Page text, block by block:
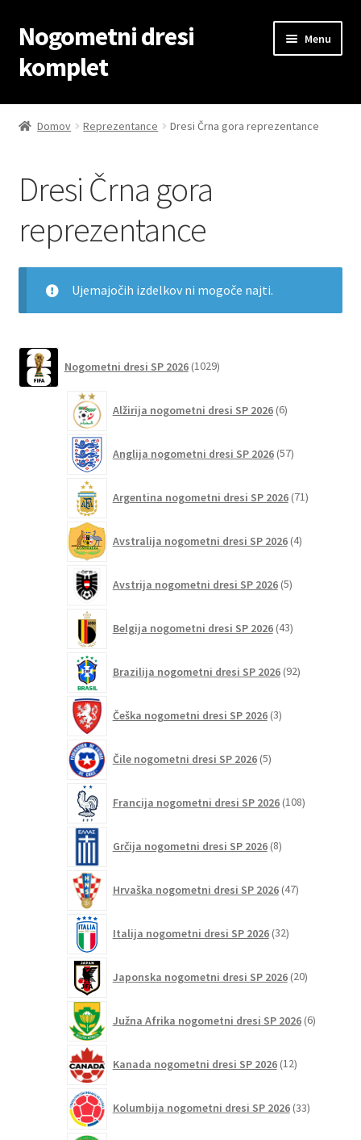
Skip
to
navigation
Skip
to
content
Nogometni dresi
komplet
Menu
Domov
Kontaktiraj nas
Košarica
Moj račun
Trgovina
Zaključek nakupa
Domov Reprezentance Dresi Črna gora reprezentance
Dresi Črna gora
reprezentance
Ujemajočih izdelkov ni mogoče najti.
Nogometni dresi SP 2026 1029izdelkov
Alžirija nogometni dresi SP 2026 6izdelkov
Anglija nogometni dresi SP 2026 57izdelkov
Argentina nogometni dresi SP 2026 71izdelkov
Avstralija nogometni dresi SP 2026 4izdelki
Avstrija nogometni dresi SP 2026 5izdelkov
Belgija nogometni dresi SP 2026 43izdelkov
Brazilija nogometni dresi SP 2026 92izdelkov
Češka nogometni dresi SP 2026 3izdelki
Čile nogometni dresi SP 2026 5izdelkov
Francija nogometni dresi SP 2026 108izdelkov
Grčija nogometni dresi SP 2026 8izdelkov
Hrvaška nogometni dresi SP 2026 47izdelkov
Italija nogometni dresi SP 2026 32izdelkov
Japonska nogometni dresi SP 2026 20izdelkov
Južna Afrika nogometni dresi SP 2026 6izdelkov
Kanada nogometni dresi SP 2026 12izdelkov
Kolumbija nogometni dresi SP 2026 33izdelkov